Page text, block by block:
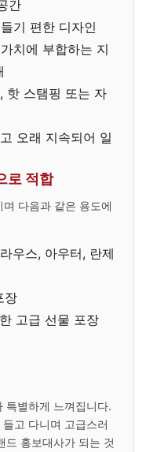
간
기 편한 디자인
치에 부합하는 지
스탬핑 또는 자
오래 지속되어 일
로 적합
며 다음과 같은 용도에
우스, 아우터, 란제
장
고급 선물 포장
특별하게 느껴집니다.
고 다니며 고급스러
드 홍보대사가 되는 것